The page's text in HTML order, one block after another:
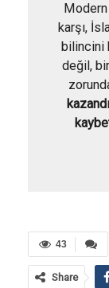
karşı,
bilincini
değil,
43
Share